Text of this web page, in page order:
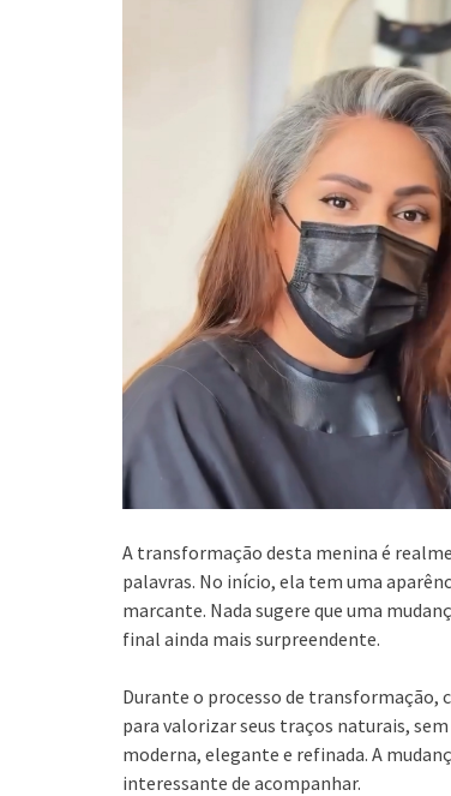
A transformação desta menina é
palavras. No início, ela tem uma
marcante. Nada sugere que uma
final ainda mais surpreendente.
Durante o processo de transformação,
para valorizar seus traços naturais,
moderna, elegante e refinada. A
interessante de acompanhar.